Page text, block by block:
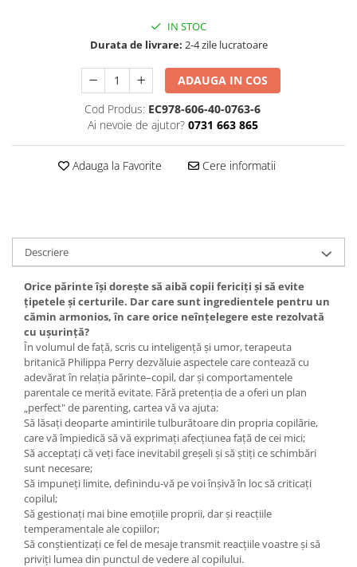
IN STOC
Durata de livrare: 2-4 zile lucratoare
ADAUGA IN COS
Cod Produs: EC978-606-40-0763-6
Ai nevoie de ajutor? 0731 663 865
Adauga la Favorite Cere informatii
Descriere
Orice părinte își dorește să aibă copii fericiți și să evite
țipetele și certurile. Dar care sunt ingredientele pentru un
cămin armonios, în care orice neînțelegere este rezolvată
cu ușurință?
În volumul de față, scris cu inteligență și umor, terapeuta
britanică Philippa Perry dezvăluie aspectele care contează cu
adevărat în relația părinte–copil, dar și comportamentele
parentale ce merită evitate. Fără pretenția de a oferi un plan
„perfect" de parenting, cartea vă va ajuta:
Să lăsați deoparte amintirile tulburătoare din propria copilărie,
care vă împiedică să vă exprimați afecțiunea față de cei mici;
Să acceptați că veți face inevitabil greșeli și să știți ce schimbări
sunt necesare;
Să impuneți limite, definindu‑vă pe voi înșivă în loc să criticați
copilul;
Să gestionați mai bine emoțiile proprii, dar și reacțiile
temperamentale ale copiilor;
Să conștientizați ce fel de mesaje transmit reacțiile voastre și să
priviți lumea din punctul de vedere al copilului.